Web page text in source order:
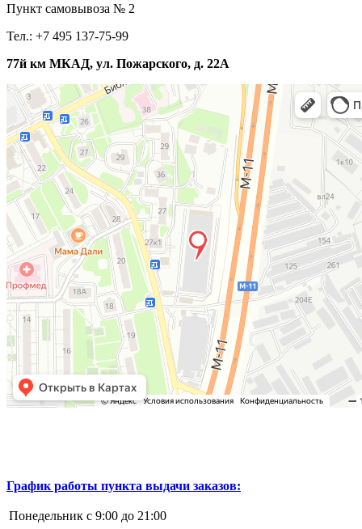
Пункт самовывоза № 2
Тел.: +7 495 137-75-99
77й км МКАД, ул. Пожарского, д. 22А
График работы пункта выдачи заказов:
Понедельник с 9:00 до 21:00